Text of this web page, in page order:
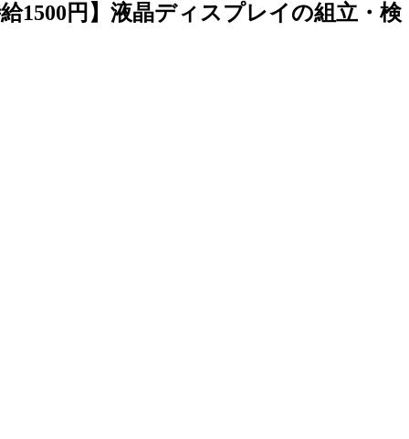
1500円】液晶ディスプレイの組立・検